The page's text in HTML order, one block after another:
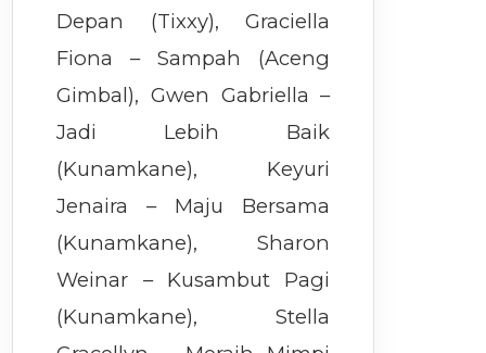
Depan (Tixxy), Graciella
Fiona – Sampah (Aceng
Gimbal), Gwen Gabriella –
Jadi Lebih Baik
(Kunamkane), Keyuri
Jenaira – Maju Bersama
(Kunamkane), Sharon
Weinar – Kusambut Pagi
(Kunamkane), Stella